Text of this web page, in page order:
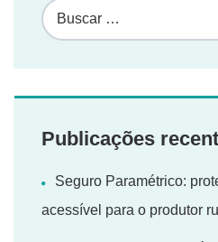
Publicações
Seguro Paramétrico:
acessível para o produtor